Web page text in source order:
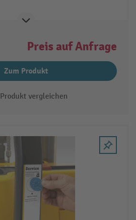
Preis auf Anfrage
Zum Produkt
Produkt vergleichen